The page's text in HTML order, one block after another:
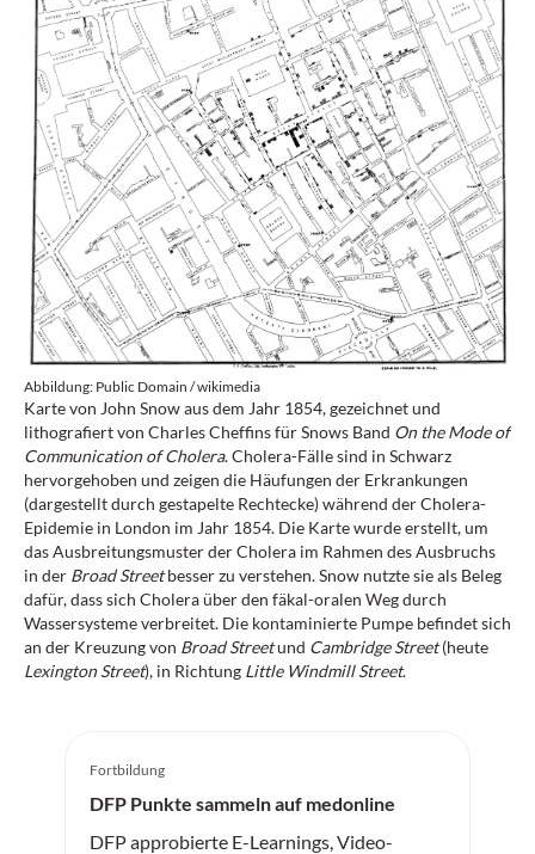
Abbildung: Public Domain / wikimedia
Karte von John Snow aus dem Jahr 1854, gezeichnet und
lithografiert von Charles Cheffins für Snows Band On the Mode of
Communication of Cholera. Cholera-Fälle sind in Schwarz
hervorgehoben und zeigen die Häufungen der Erkrankungen
(dargestellt durch gestapelte Rechtecke) während der Cholera-
Epidemie in London im Jahr 1854. Die Karte wurde erstellt, um
das Ausbreitungsmuster der Cholera im Rahmen des Ausbruchs
in der Broad Streetbesser zu verstehen. Snow nutzte sie als Beleg
dafür, dass sich Cholera über den fäkal-oralen Weg durch
Wassersysteme verbreitet. Die kontaminierte Pumpe befindet sich
an der Kreuzung von Broad Streetund Cambridge Street(heute
Lexington Street), in Richtung Little Windmill Street.
Fortbildung
DFP Punkte sammeln auf medonline
DFP approbierte E-Learnings, Video-